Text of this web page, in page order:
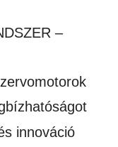
–
innováció